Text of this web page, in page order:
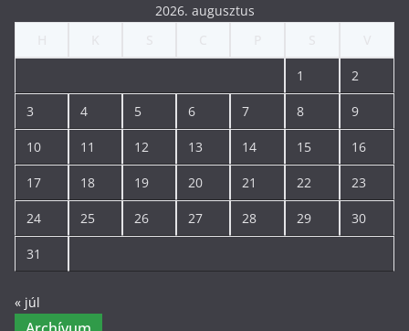
2026. augusztus
1 2
3 4 5 6 7 8 9
10 11 12 13 14 15 16
17 18 19 20 21 22 23
24 25 26 27 28 29 30
31
« júl